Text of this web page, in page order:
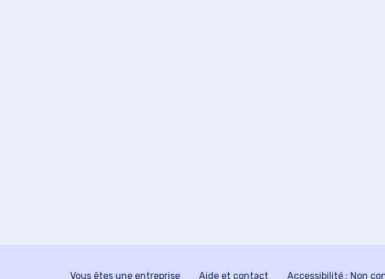
Vous êtes une entreprise Aide et contact Accessibilité : Non